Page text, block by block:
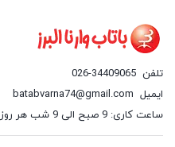
تلفن 026-34409065
ایمیل batabvarna74@gmail.com
ساعت کاری: 9 صبح الی 9 شب هر روز هفته